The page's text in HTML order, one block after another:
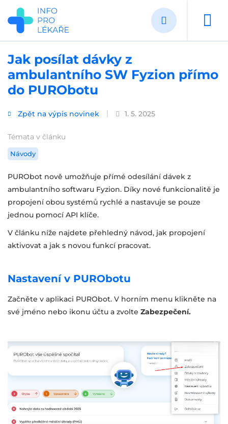
Přejít
hlavnímu
obsahu
Jak posílat dávky z
ambulantního SW Fyzion přímo
do PURObotu
Zpět na výpis novinek 1. 5. 2025
Témata v článku
Návody
PURObot nově umožňuje přímé odesílání dávek z
ambulantního softwaru Fyzion. Díky nové funkcionalitě je
propojení obou systémů rychlé a nastavuje se pouze
jednou pomocí API klíče.
V článku níže najdete přehledný návod, jak propojení
aktivovat a jak s novou funkcí pracovat.
Nastavení v PURObotu
Začněte v aplikaci PURObot. V horním menu klikněte na
své jméno nebo ikonu účtu a zvolte Zabezpečení.